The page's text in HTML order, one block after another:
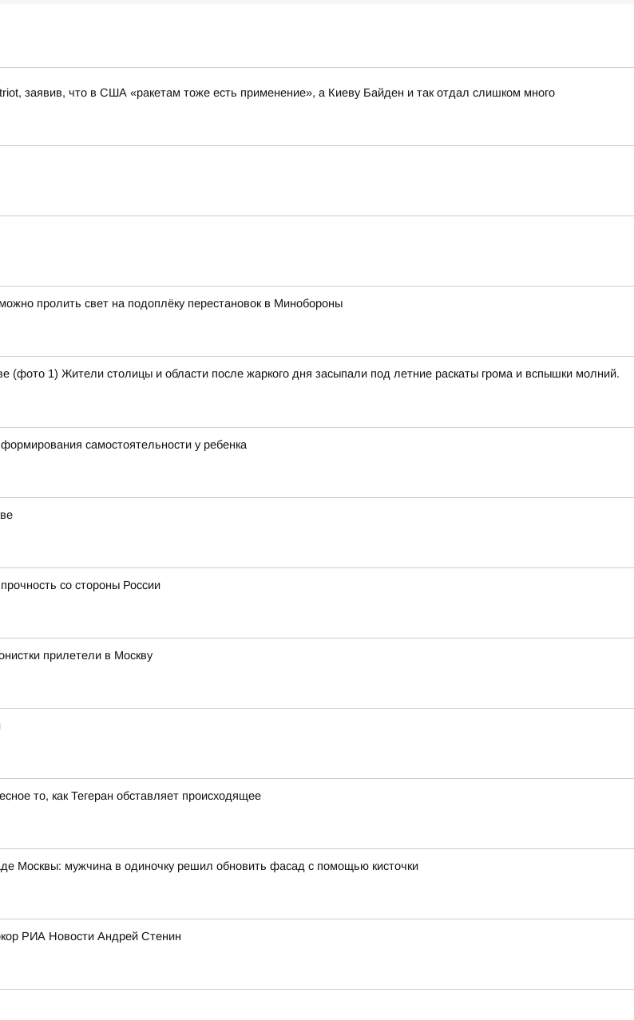
заявив, что в США «ракетам тоже есть применение», а Киеву Байден и так отдал слишком много
пролить свет на подоплёку перестановок в Минобороны
1) Жители столицы и области после жаркого дня засыпали под летние раскаты грома и вспышки молний.
самостоятельности у ребенка
со стороны России
прилетели в Москву
то, как Тегеран обставляет происходящее
Москвы: мужчина в одиночку решил обновить фасад с помощью кисточки
РИА Новости Андрей Стенин